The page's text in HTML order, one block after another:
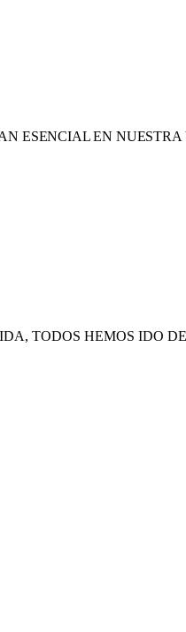
ESENCIAL EN
TODOS HEMOS IDO